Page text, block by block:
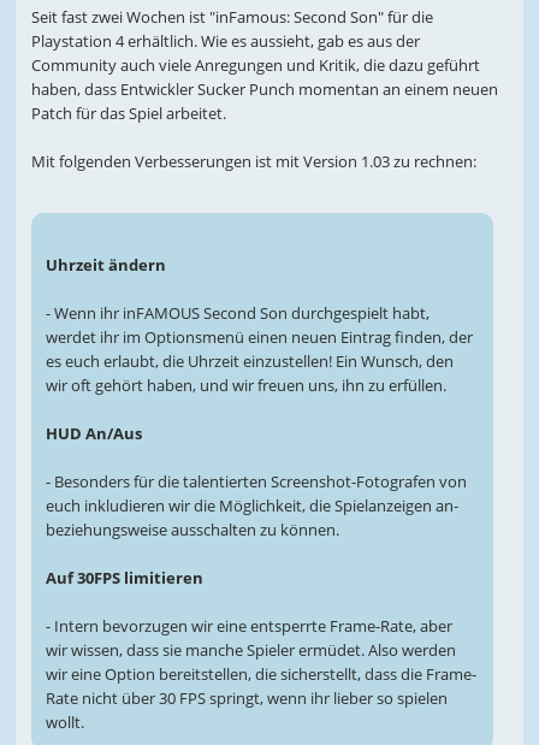
Seit fast zwei Wochen ist "inFamous: Second Son" für die
Playstation 4 erhältlich. Wie es aussieht, gab es aus der
Community auch viele Anregungen und Kritik, die dazu geführt
haben, dass Entwickler Sucker Punch momentan an einem neuen
Patch für das Spiel arbeitet.
Mit folgenden Verbesserungen ist mit Version 1.03 zu rechnen:
Uhrzeit ändern
- Wenn ihr inFAMOUS Second Son durchgespielt habt,
werdet ihr im Optionsmenü einen neuen Eintrag finden, der
es euch erlaubt, die Uhrzeit einzustellen! Ein Wunsch, den
wir oft gehört haben, und wir freuen uns, ihn zu erfüllen.
HUD An/Aus
- Besonders für die talentierten Screenshot-Fotografen von
euch inkludieren wir die Möglichkeit, die Spielanzeigen an-
beziehungsweise ausschalten zu können.
Auf 30FPS limitieren
- Intern bevorzugen wir eine entsperrte Frame-Rate, aber
wir wissen, dass sie manche Spieler ermüdet. Also werden
wir eine Option bereitstellen, die sicherstellt, dass die Frame-
Rate nicht über 30 FPS springt, wenn ihr lieber so spielen
wollt.